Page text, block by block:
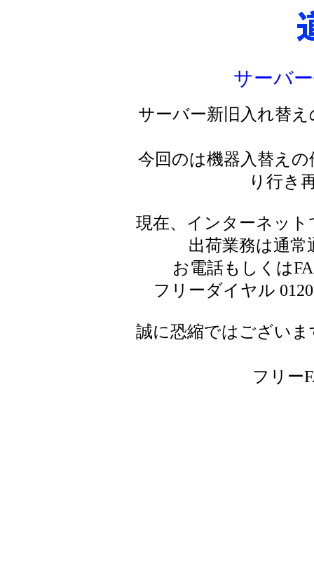
サーバ
サーバー新旧入れ替
今回のは機器入替え
り行き
現在、インターネッ
出荷業務は通
お電話もしくは
フリーダイヤル
誠に恐縮ではござい
フリー